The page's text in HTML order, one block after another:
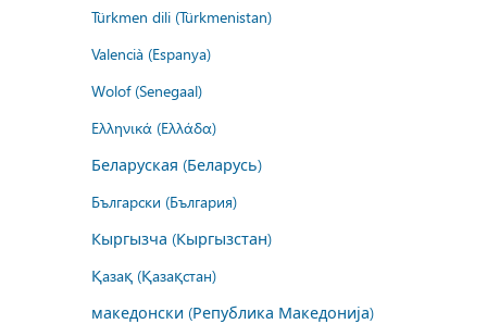
Türkmen dili (Türkmenistan)
Valencià (Espanya)
Wolof (Senegaal)
Ελληνικά (Ελλάδα)
Беларуская (Беларусь)
Български (България)
Кыргызча (Кыргызстан)
Қазақ (Қазақстан)
македонски (Република Македонија)